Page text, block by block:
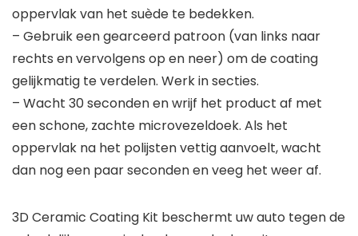
oppervlak van het suède te bedekken.
– Gebruik een gearceerd patroon (van links naar
rechts en vervolgens op en neer) om de coating
gelijkmatig te verdelen. Werk in secties.
– Wacht 30 seconden en wrijf het product af met
een schone, zachte microvezeldoek. Als het
oppervlak na het polijsten vettig aanvoelt, wacht
dan nog een paar seconden en veeg het weer af.
3D Ceramic Coating Kit beschermt uw auto tegen de